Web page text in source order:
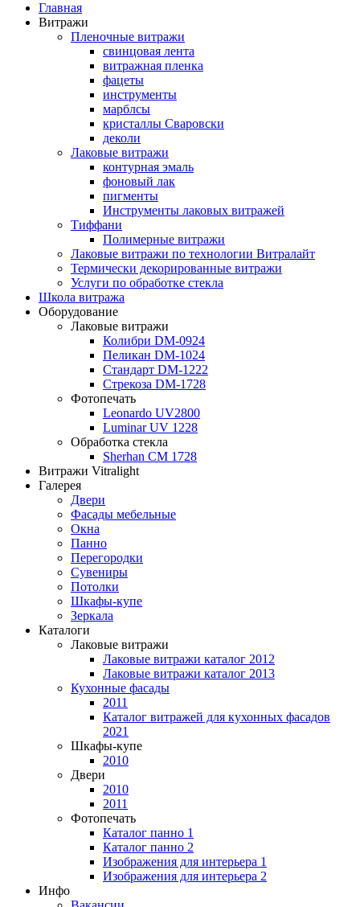
Главная
Витражи
Пленочные витражи
свинцовая лента
витражная пленка
фацеты
инструменты
марблсы
кристаллы Сваровски
деколи
Лаковые витражи
контурная эмаль
фоновый лак
пигменты
Инструменты лаковых витражей
Тиффани
Полимерные витражи
Лаковые витражи по технологии Витралайт
Термически декорированные витражи
Услуги по обработке стекла
Школа витража
Оборудование
Лаковые витражи
Колибри DM-0924
Пеликан DM-1024
Стандарт DM-1222
Стрекоза DM-1728
Фотопечать
Leonardo UV2800
Luminar UV 1228
Обработка стекла
Sherhan CM 1728
Витражи Vitralight
Галерея
Двери
Фасады мебельные
Окна
Панно
Перегородки
Сувениры
Потолки
Шкафы-купе
Зеркала
Каталоги
Лаковые витражи
Лаковые витражи каталог 2012
Лаковые витражи каталог 2013
Кухонные фасады
2011
Каталог витражей для кухонных фасадов
2021
Шкафы-купе
2010
Двери
2010
2011
Фотопечать
Каталог панно 1
Каталог панно 2
Изображения для интерьера 1
Изображения для интерьера 2
Инфо